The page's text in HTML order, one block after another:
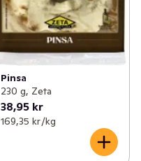
Pinsa
230 g, Zeta
38,95 kr
169,35 kr /kg